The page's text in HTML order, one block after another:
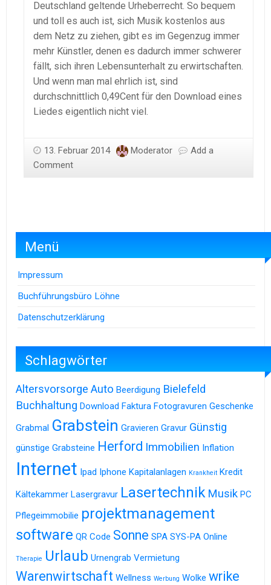
Deutschland geltende Urheberrecht. So bequem
und toll es auch ist, sich Musik kostenlos aus
dem Netz zu ziehen, gibt es im Gegenzug immer
mehr Künstler, denen es dadurch immer schwerer
fällt, sich ihren Lebensunterhalt zu erwirtschaften.
Und wenn man mal ehrlich ist, sind
durchschnittlich 0,49Cent für den Download eines
Liedes eigentlich nicht viel.
13. Februar 2014 Moderator
Add a
Comment
Menü
Impressum
Buchführungsbüro Löhne
Datenschutzerklärung
Schlagwörter
Altersvorsorge Auto Beerdigung Bielefeld
Buchhaltung Download Faktura Fotogravuren Geschenke
Grabmal Grabstein Gravieren Gravur Günstig
günstige Grabsteine Herford Immobilien Inflation
Internet Ipad Iphone Kapitalanlagen Krankheit Kredit
Kältekammer Lasergravur Lasertechnik Musik PC
Pflegeimmobilie projektmanagement
software QR Code Sonne SPA SYS-PA Online
Therapie Urlaub Urnengrab Vermietung
Warenwirtschaft Wellness Werbung Wolke wrike